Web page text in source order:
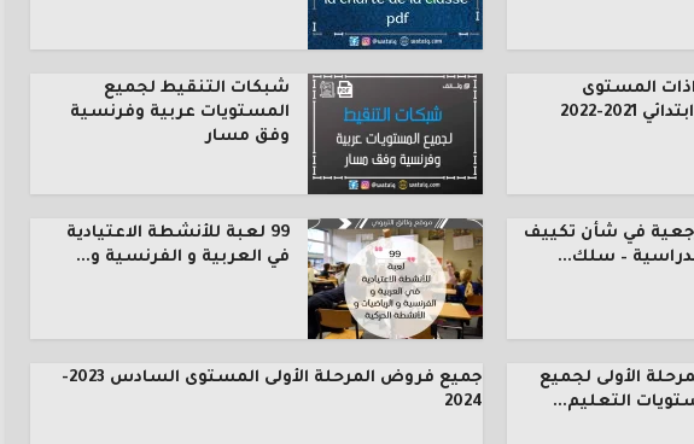
المستوى
2021-2022
شبكات التنقيط لجميع
المستويات عربية وفرنسية
وفق مسار
في شأن تكييف
– سلك...
99 لعبة للأنشطة الاعتيادية
في العربية و الفرنسية و...
الأولى لجميع
التعليم...
جميع فروض المرحلة الأولى المستوى السادس 2023-
2024